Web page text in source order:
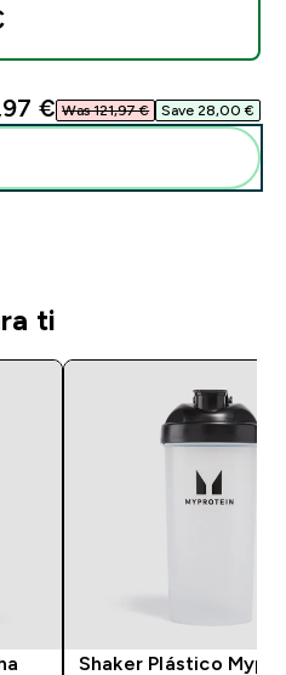
€‎ Was 121,97 €‎ Save 28,00 €‎
ti
Shaker Plástico